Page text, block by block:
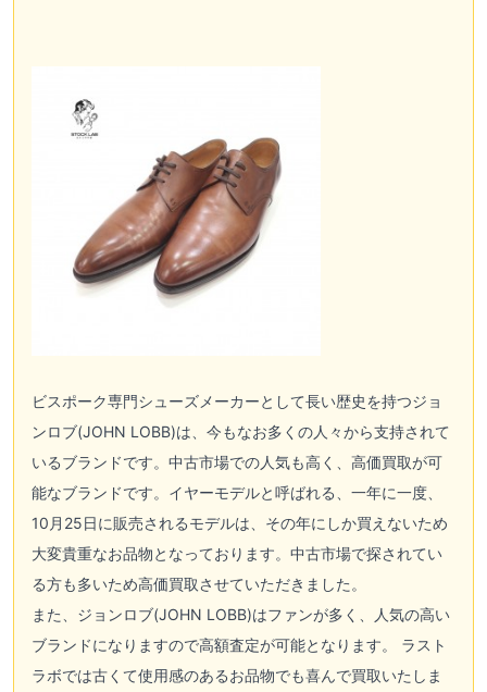
ビスポーク専門シューズメーカーとして長い歴史を持つジョ
ンロブ(JOHN LOBB)は、今もなお多くの人々から支持されて
いるブランドです。中古市場での人気も高く、高価買取が可
能なブランドです。イヤーモデルと呼ばれる、一年に一度、
10月25日に販売されるモデルは、その年にしか買えないため
大変貴重なお品物となっております。中古市場で探されてい
る方も多いため高価買取させていただきました。
また、 ジョンロブ(JOHN LOBB)はファンが多く、人気の高い
ブランドになりますので高額査定が可能となります。 ラスト
ラボでは古くて使用感のあるお品物でも喜んで買取いたしま